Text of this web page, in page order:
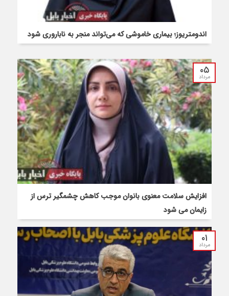
اندومتریوز؛ بیماری خاموشی که می‌تواند منجر به ناباروری شود
۰۵
مرداد
افزایش سلامت معنوی بانوان موجب کاهش چشمگیر ترس از
زایمان می شود
۰۱
مرداد